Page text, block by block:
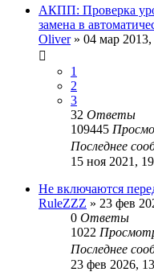
АКПП: Проверка
замена в
Oliver» 04 мар
1
2
3
32 Ответы
109445
Последнее
15 ноя 2021,
Не включаются
RuleZZZ » 23 фев
0 Ответы
1022
Последнее
23 фев 2026,